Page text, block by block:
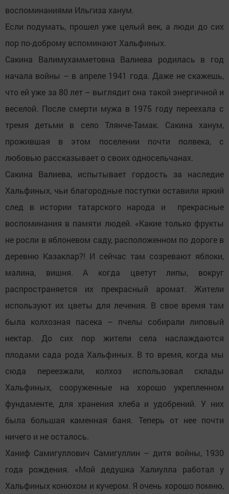
воспоминаниями Ильгиза ханум.
Если подумать, прошел уже целый век, а люди до сих
пор по-доброму вспоминают Хальфиных.
Сакина Валимухамметовна Валиева родилась в год
начала войны – в апреле 1941 года. Даже не скажешь,
что ей уже за 80 лет – выглядит она такой энергичной и
веселой. После смерти мужа в 1975 году переехала с
тремя детьми в село Тлянче-Тамак. Сакина ханум,
прожившая в этом поселении почти полвека, с
любовью рассказывает о своих односельчанах.
Сакина Валиева, испытывает гордость за наследие
Хальфиных, чьи благородные поступки оставили яркий
след в истории татарского народа и прекрасные
воспоминания в памяти людей. «Какие только фрукты
не росли в яблоневом саду, расположенном по дороге в
деревню Казаклар?! И сейчас там созревают яблоки,
малина, вишня. А когда цветут липы, вокруг
распространяется их прекрасный аромат. Жители
используют их цветы для лечения. В свое время там
была колхозная пасека – пчелы собирали липовый
нектар. До сих пор жители села наслаждаются
плодами сада рода Хальфиных. В то время, когда мы
сюда переезжали, колхоз использовал склады
Хальфиных, сооруженные на хорошо укрепленном
фундаменте, для хранения хлеба и удобрений. У них
была большая каменная баня. Теперь от нее почти
ничего и не осталось.
Ханиф Самигуллович Самигуллин – дитя войны, 1930
года рождения. «Мой дедушка Халиулла работал у
Хальфиных конюхом и кучером. Я очень хорошо помню,